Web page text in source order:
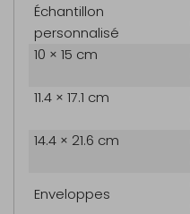
Échantillon
personnalisé
10 × 15 cm
11.4 × 17.1 cm
14.4 × 21.6 cm
Enveloppes